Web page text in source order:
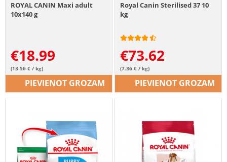
ROYAL CANIN Maxi adult
10x140 g
€18.99
(13.56 € / kg)
PIEVIENOT GROZAM
Royal Canin Sterilised 37 10
kg
€73.62
(7.36 € / kg)
PIEVIENOT GROZAM